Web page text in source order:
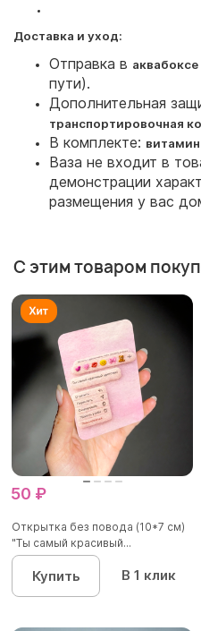
Доставка и уход:
Отправка в
пути).
Дополнительная
транспортировочная
В комплекте:
Ваза не входит в
демонстрации
размещения у вас
С этим товаром
50 ₽
Открытка без повода (10*7 см)
"Ты самый красивый...
Купить В 1 клик